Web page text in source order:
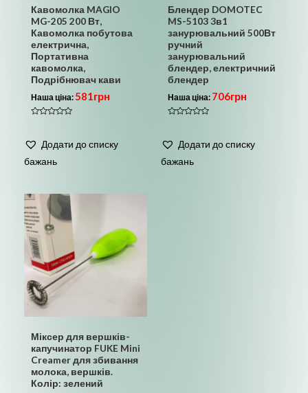
Кавомолка MAGIO
MG-205 200 Вт,
Кавомолка побутова
електрична,
Портативна
кавомолка,
Подрібнювач кави
Наша ціна: 581грн
з
Додати до списку
бажань
Блендер DOMOTEC
MS-5103 3в1
занурювальний 500Вт
ручний
занурювальний
блендер, електричний
блендер
Наша ціна: 706грн
з
Додати до списку
бажань
Міксер для вершків-
капучинатор FUKE Mini
Creamer для збивання
молока, вершків.
Колір: зелений